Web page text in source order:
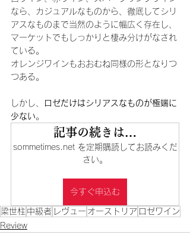
なら、カジュアルなものから、徹底してシリ
アスなものまで当然のように幅広く存在し、
マーケットでもしっかりと棲み分けがなされ
ている。
オレンジワインもおおむね同様の形となりつ
つある。
しかし、
ロゼだけはシリアスなものが極端に
少ない。
記事の続きは…
sommetimes.net を定期購読してお読みくだ
さい。
今すぐ申込む
梁世柱 中級者 レヴュー オーストリア ロゼワイン
Review